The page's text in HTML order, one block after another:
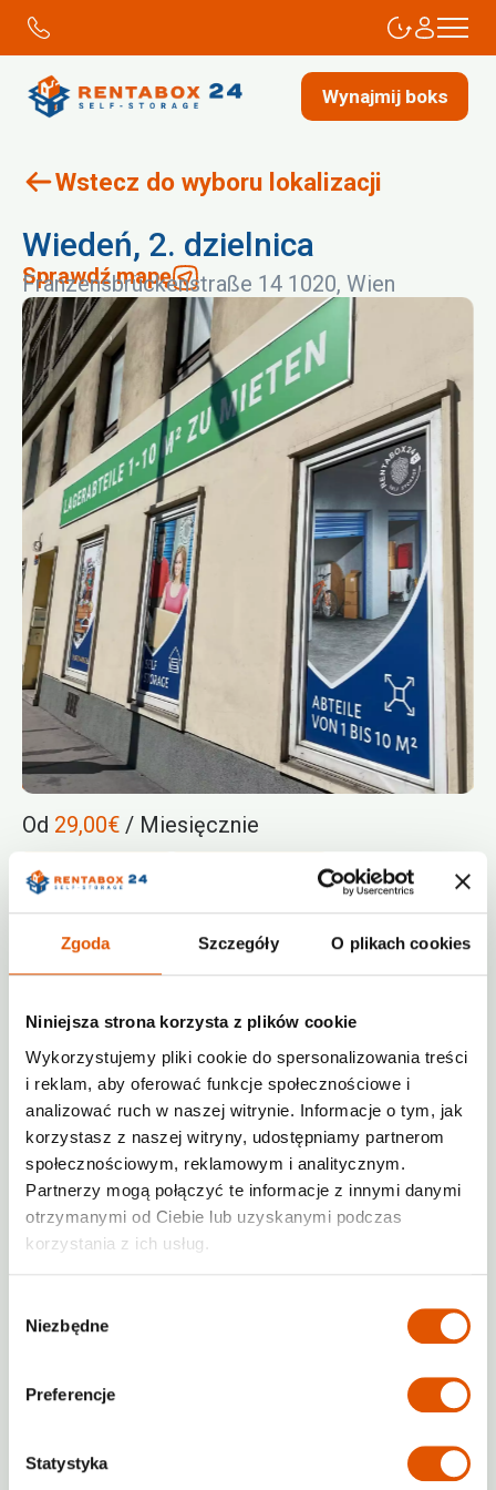
Zgoda Szczegóły O plikach cookies
Niniejsza strona korzysta z plików cookie
Wykorzystujemy pliki cookie do spersonalizowania treści
i reklam, aby oferować funkcje społecznościowe i
analizować ruch w naszej witrynie. Informacje o tym, jak
korzystasz z naszej witryny, udostępniamy partnerom
społecznościowym, reklamowym i analitycznym.
Partnerzy mogą połączyć te informacje z innymi danymi
otrzymanymi od Ciebie lub uzyskanymi podczas
korzystania z ich usług.
zgody
Niezbędne
Preferencje
Statystyka
Wynajmij boks
Wstecz do wyboru lokalizacji
Wiedeń, 2. dzielnica
Sprawdź mapę
Franzensbrückenstraße 14 1020, Wien
XS S M L XL
Dostępne27z141boksów
Sprawdź ceny
+4314120107
contact@rentabox24.com
Monitoring
Różne rozmiary
Od 29,00€/ Miesięcznie
Häufig gestellte Fragen:
Wie kann ich einen Lagerraum buchen?
Kann ich den Lagerraum vorher
Wie finde ich den passenden Lagerraum